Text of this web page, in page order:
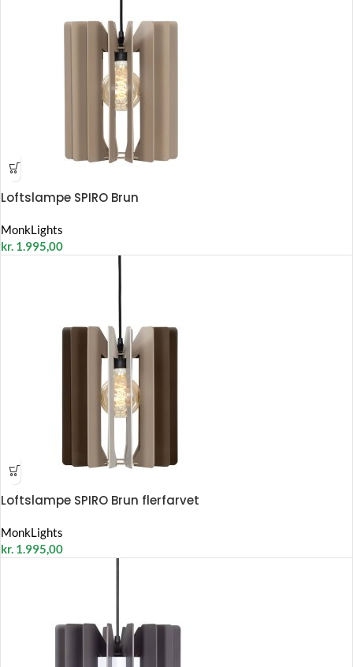
Loftslampe SPIRO Brun
MonkLights
kr. 1.995,00
Loftslampe SPIRO Brun flerfarvet
MonkLights
kr. 1.995,00